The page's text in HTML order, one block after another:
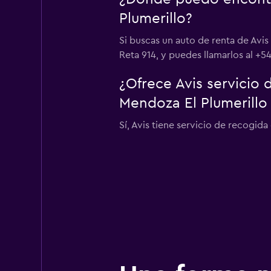
Plumerillo?
Si buscas un auto de renta de
Reta 914, y puedes llamarlos al
¿Ofrece Avis servicio
Mendoza El Plumerillo
Sí, Avis tiene servicio de